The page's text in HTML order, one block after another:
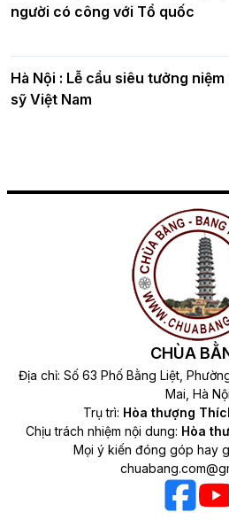
người có công với Tổ quốc
Hà Nội : Lễ cầu siêu tưởng
sỹ Việt Nam
CHÙA
Địa chỉ: Số 63 Phố Bằng Liệt,
Mai, Hà Nội
Trụ trì: Hòa thượng
Chịu trách nhiệm nội dung: Hòa
Mọi ý kiến đóng góp hay